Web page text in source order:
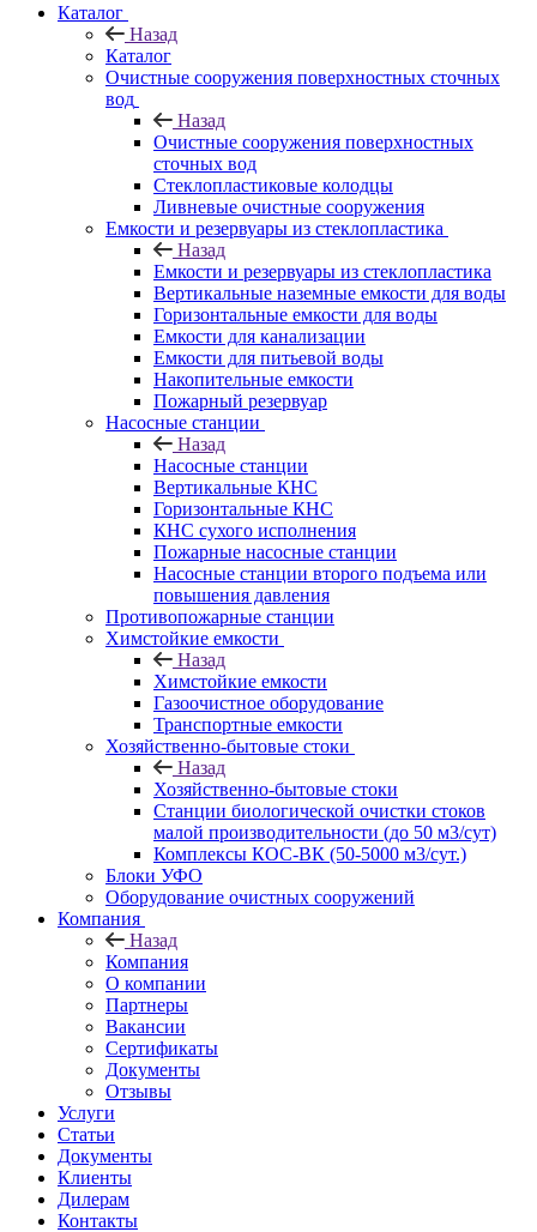
Каталог
Назад
Каталог
Очистные сооружения поверхностных сточных
вод
Назад
Очистные сооружения поверхностных
сточных вод
Стеклопластиковые колодцы
Ливневые очистные сооружения
Емкости и резервуары из стеклопластика
Назад
Емкости и резервуары из стеклопластика
Вертикальные наземные емкости для воды
Горизонтальные емкости для воды
Емкости для канализации
Емкости для питьевой воды
Накопительные емкости
Пожарный резервуар
Насосные станции
Назад
Насосные станции
Вертикальные КНС
Горизонтальные КНС
КНС сухого исполнения
Пожарные насосные станции
Насосные cтанции второго подъема или
повышения давления
Противопожарные станции
Химстойкие емкости
Назад
Химстойкие емкости
Газоочистное оборудование
Транспортные емкости
Хозяйственно-бытовые стоки
Назад
Хозяйственно-бытовые стоки
Станции биологической очистки стоков
малой производительности (до 50 м3/сут)
Комплексы КОС-ВК (50-5000 м3/сут.)
Блоки УФО
Оборудование очистных сооружений
Компания
Назад
Компания
О компании
Партнеры
Вакансии
Сертификаты
Документы
Отзывы
Услуги
Статьи
Документы
Клиенты
Дилерам
Контакты